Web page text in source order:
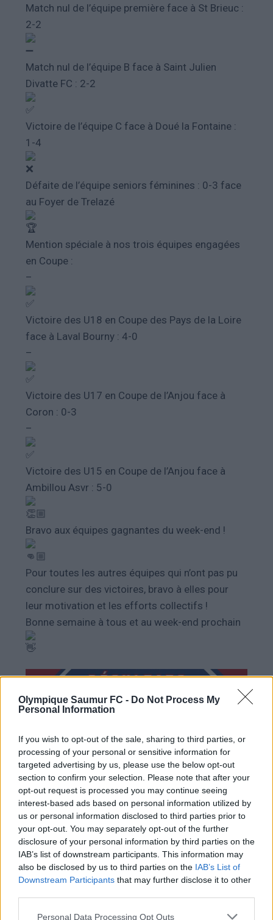
Olympique Saumur FC - Do Not Process My
Personal Information
If you wish to opt-out of the sale, sharing to third parties, or
processing of your personal or sensitive information for
targeted advertising by us, please use the below opt-out
section to confirm your selection. Please note that after your
opt-out request is processed you may continue seeing
interest-based ads based on personal information utilized by
us or personal information disclosed to third parties prior to
your opt-out. You may separately opt-out of the further
disclosure of your personal information by third parties on the
IAB’s list of downstream participants. This information may
also be disclosed by us to third parties on the IAB’s List of
Downstream Participants that may further disclose it to other
Personal Data Processing Opt Outs
Match nul de l’équipe première face à St Brieuc :
2-2
Match nul de l’équipe B face à Saint Julien
Divatte FC : 2-2
Victoire de l’équipe C face à Doué la Fontaine :
1-4
Défaite de l’équipe seniors féminines : 0-3 face
au Foyer de Trelazé
Mention spéciale à nos trois équipes engagées
en Coupe :
–
Victoire des U18 en Coupe des Pays de la Loire
face à Laval Bourny : 4-0
–
Victoire des U17 en Coupe de l’Anjou face à
Coron : 0-3
–
Victoire des U15 en Coupe de l’Anjou face à
Ambillou Asvr : 5-0
Bravo aux équipes gagnantes du week-end !
Pour toutes les autres équipes qui n’ont pas pu
conclure sur des victoires, bravo à elles pour
leur motivation et les efforts collectifs !
Bonne semaine à tous et au week-end prochain